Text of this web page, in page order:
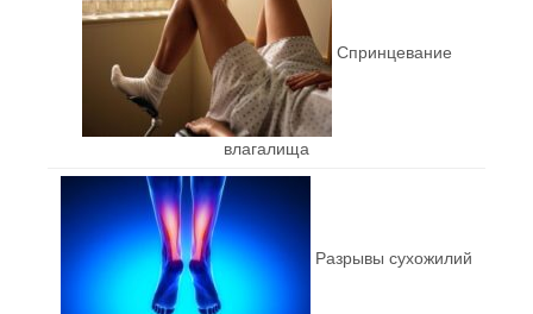
Спринцевание
влагалища
Разрывы сухожилий